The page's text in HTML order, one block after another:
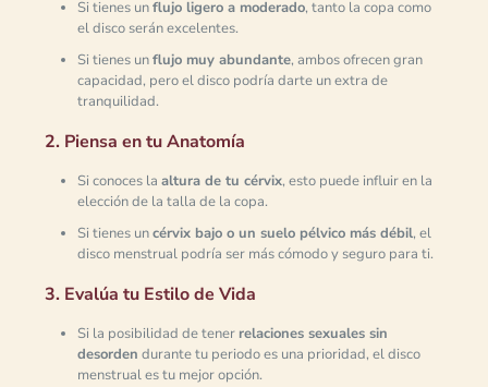
Si tienes unflujo ligero a moderado, tanto la copa como
el disco serán excelentes.
Si tienes unflujo muy abundante, ambos ofrecen gran
capacidad, pero el disco podría darte un extra de
tranquilidad.
2. Piensa en tu Anatomía
Si conoces la altura de tu cérvix, esto puede influir en la
elección de la talla de la copa.
Si tienes uncérvix bajo o un suelo pélvico más débil, el
disco menstrual podría ser más cómodo y seguro para ti.
3. Evalúa tu Estilo de Vida
Si la posibilidad de tener relaciones sexuales sin
desorden durante tu periodo es una prioridad, el disco
menstrual es tu mejor opción.